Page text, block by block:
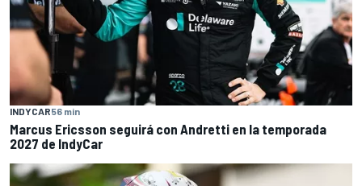
INDYCAR56 min
Marcus Ericsson seguirá con Andretti en la temporada
2027 de IndyCar